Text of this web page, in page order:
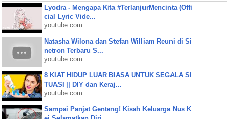
Lyodra - Mengapa Kita #TerlanjurMencinta (Offi
cial Lyric Vide...
youtube.com
Natasha Wilona dan Stefan William Reuni di Si
netron Terbaru S...
youtube.com
8 KIAT HIDUP LUAR BIASA UNTUK SEGALA SI
TUASI || DIY dan Keraj...
youtube.com
Sampai Panjat Genteng! Kisah Keluarga Nus K